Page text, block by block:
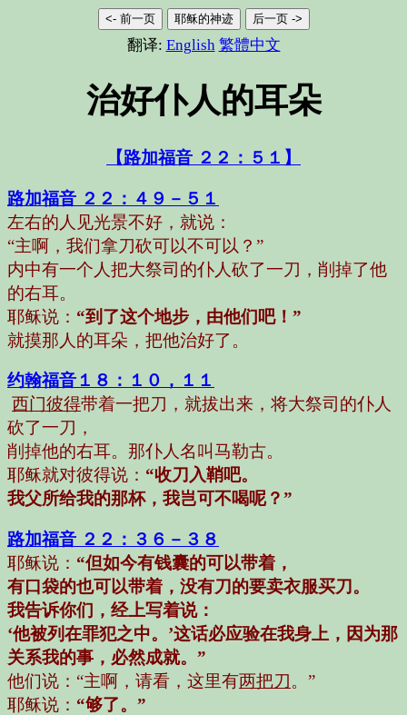
<- 前一页 耶稣的神迹 后一页 ->
翻译: English 繁體中文
治好仆人的耳朵
【路加福音 ２２：５１】
路加福音 ２２：４９－５１
左右的人见光景不好，就说：
“主啊，我们拿刀砍可以不可以？”
内中有一个人把大祭司的仆人砍了一刀，削掉了他
的右耳。
耶稣说： “到了这个地步，由他们吧！”
就摸那人的耳朵，把他治好了。
约翰福音 １８：１０，１１
西门彼得带着一把刀，就拔出来，将大祭司的仆人
砍了一刀，
削掉他的右耳。那仆人名叫马勒古。
耶稣就对彼得说： “收刀入鞘吧。
我父所给我的那杯，我岂可不喝呢？”
路加福音 ２２：３６－３８
耶稣说： “但如今有钱囊的可以带着，
有口袋的也可以带着，没有刀的要卖衣服买刀。
我告诉你们，经上写着说：
‘他被列在罪犯之中。’这话必应验在我身上，因为那
关系我的事，必然成就。”
他们说： “主啊，请看，这里有两把刀 。”
耶稣说： “够了。”